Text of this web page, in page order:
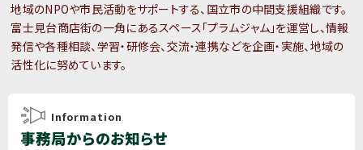
地域のNPOや市民活動をサポートする、国立市の中間支援組織です。
富士見台商店街の一角にあるスペース「プラムジャム」を運営し、情報
発信や各種相談、学習・研修会、交流・連携などを企画・実施、地域の
活性化に努めています。
Information
事務局からのお知らせ